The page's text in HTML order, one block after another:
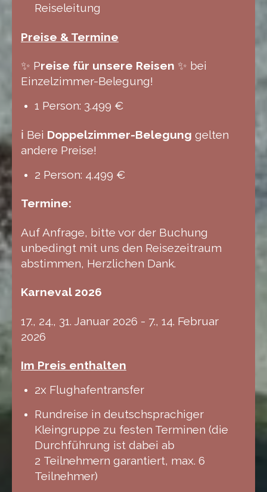
Reiseleitung
Preise & Termine
✨ Preise für unsere Reisen ✨ bei
Einzelzimmer-Belegung!
1 Person: 3.499 €
ℹ️ Bei Doppelzimmer-Belegung gelten
andere Preise!
2 Person: 4.499 €
Termine:
Auf Anfrage, bitte vor der Buchung
unbedingt mit uns den Reisezeitraum
abstimmen, Herzlichen Dank.
Karneval 2026
17., 24., 31. Januar 2026 - 7., 14. Februar
2026
Im Preis enthalten
2x Flughafentransfer
Rundreise in deutschsprachiger
Kleingruppe zu festen Terminen (die
Durchführung ist dabei ab
2 Teilnehmern garantiert, max. 6
Teilnehmer)